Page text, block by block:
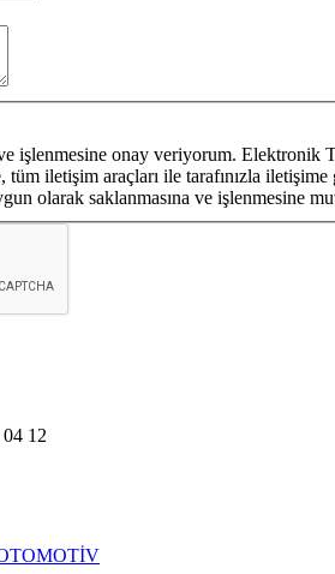
işlenmesine onay veriyorum. Elektronik
iletişim araçları ile tarafınızla
olarak saklanmasına ve işlenmesine
12